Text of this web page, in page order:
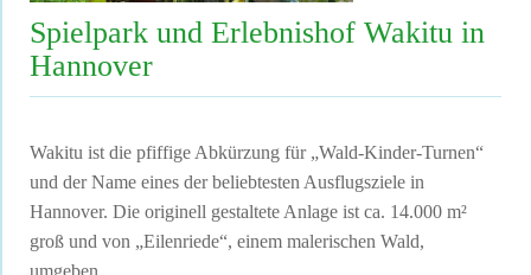
Spielpark und Erlebnishof Wakitu in
Hannover
Wakitu ist die pfiffige Abkürzung für „Wald-Kinder-Turnen“
und der Name eines der beliebtesten Ausflugsziele in
Hannover. Die originell gestaltete Anlage ist ca. 14.000 m²
groß und von „Eilenriede“, einem malerischen Wald,
umgeben.